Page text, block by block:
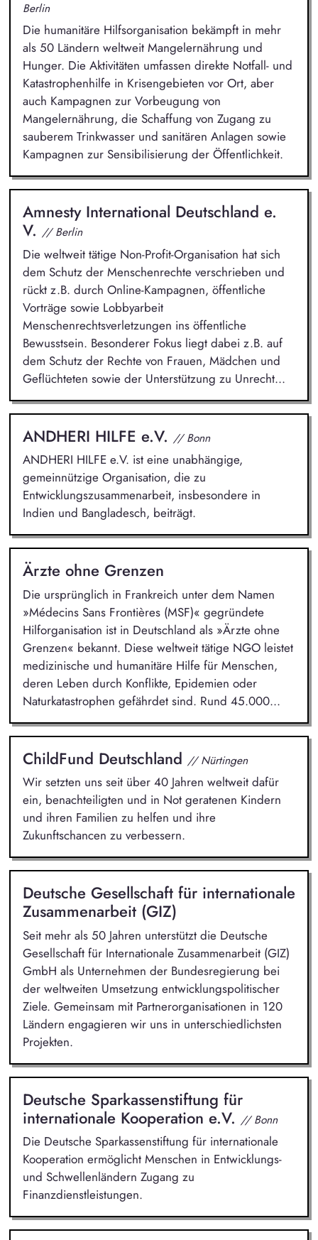
Berlin
Die humanitäre Hilfsorganisation bekämpft in mehr
als 50 Ländern weltweit Mangelernährung und
Hunger. Die Aktivitäten umfassen direkte Notfall- und
Katastrophenhilfe in Krisengebieten vor Ort, aber
auch Kampagnen zur Vorbeugung von
Mangelernährung, die Schaffung von Zugang zu
sauberem Trinkwasser und sanitären Anlagen sowie
Kampagnen zur Sensibilisierung der Öffentlichkeit.
Amnesty International Deutschland e.
V. // Berlin
Die weltweit tätige Non-Profit-Organisation hat sich
dem Schutz der Menschenrechte verschrieben und
rückt z.B. durch Online-Kampagnen, öffentliche
Vorträge sowie Lobbyarbeit
Menschenrechtsverletzungen ins öffentliche
Bewusstsein. Besonderer Fokus liegt dabei z.B. auf
dem Schutz der Rechte von Frauen, Mädchen und
Geflüchteten sowie der Unterstützung zu Unrecht...
ANDHERI HILFE e.V. // Bonn
ANDHERI HILFE e.V. ist eine unabhängige,
gemeinnützige Organisation, die zu
Entwicklungszusammenarbeit, insbesondere in
Indien und Bangladesch, beiträgt.
Ärzte ohne Grenzen
Die ursprünglich in Frankreich unter dem Namen
»Médecins Sans Frontières (MSF)« gegründete
Hilforganisation ist in Deutschland als »Ärzte ohne
Grenzen« bekannt. Diese weltweit tätige NGO leistet
medizinische und humanitäre Hilfe für Menschen,
deren Leben durch Konflikte, Epidemien oder
Naturkatastrophen gefährdet sind. Rund 45.000...
ChildFund Deutschland // Nürtingen
Wir setzten uns seit über 40 Jahren weltweit dafür
ein, benachteiligten und in Not geratenen Kindern
und ihren Familien zu helfen und ihre
Zukunftschancen zu verbessern.
Deutsche Gesellschaft für internationale
Zusammenarbeit (GIZ)
Seit mehr als 50 Jahren unterstützt die Deutsche
Gesellschaft für Internationale Zusammenarbeit (GIZ)
GmbH als Unternehmen der Bundesregierung bei
der weltweiten Umsetzung entwicklungspolitischer
Ziele. Gemeinsam mit Partnerorganisationen in 120
Ländern engagieren wir uns in unterschiedlichsten
Projekten.
Deutsche Sparkassenstiftung für
internationale Kooperation e.V. // Bonn
Die Deutsche Sparkassenstiftung für internationale
Kooperation ermöglicht Menschen in Entwicklungs-
und Schwellenländern Zugang zu
Finanzdienstleistungen.